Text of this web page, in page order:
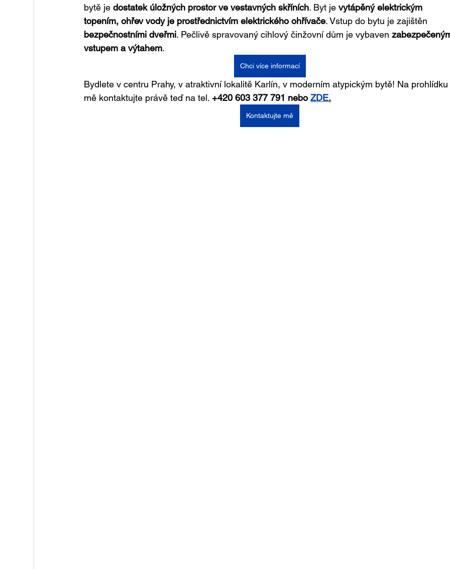
bytě je dostatek úložných prostor ve vestavných skříních. Byt je vytápěný elektrickým
topením, ohřev vody je prostřednictvím elektrického ohřívače. Vstup do bytu je zajištěn
bezpečnostními dveřmi. Pečlivě spravovaný cihlový činžovní dům je vybaven
vstupem a výtahem.
Chci více informací
Bydlete v centru Prahy, v atraktivní lokalitě Karlín, v moderním atypickým bytě! Na prohlídku
mě kontaktujte právě teď na tel. +420 603 377 791 nebo ZDE.
Kontaktujte mě